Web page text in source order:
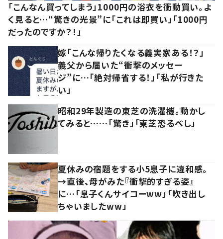
「こんなん買ってしまう」1000円の浴衣を衝動買い。よ
く見ると…“驚きの光景”に「これは即買い」「1000円
だったのですか？！」
嫁「こんな帰りたくなる義実家ある！？」
義父から届いた“衝撃のメッセー
ジ”に…「絶対帰省する！」「私が行きた
い」
昭和29年製造の東芝の洗濯機。動かし
てみると……「驚き」「東芝恐るべし」
夏休みの宿題をする小5息子に違和感。
→直後、母がみた『衝撃的すぎる姿』
に…「息子くんサイコーww」「吹き出し
ちゃいましたww」